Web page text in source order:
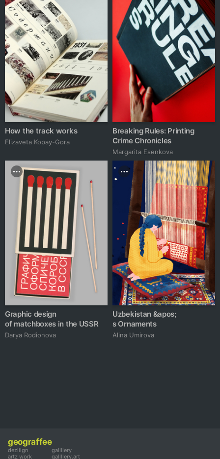
How the track works
Elizaveta Kopay-Gora
Breaking Rules: Printing
Crime Chronicles
Margarita Esenkova
Graphic design
of matchboxes in the USSR
Darya Rodionova
Uzbekistan &apos;
s Ornaments
Alina Umirova
geograffee
deziiign
artz work
gallllery
gallllery.art